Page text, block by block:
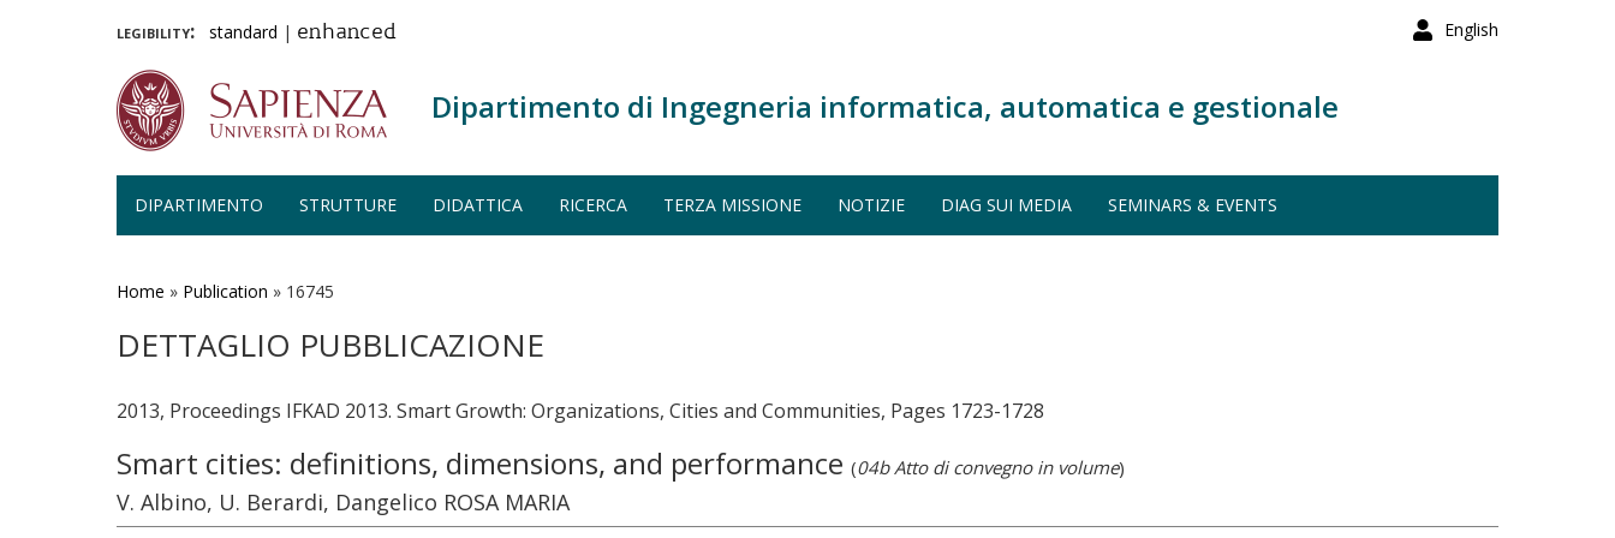
English
legibility: standard | enhanced
Dipartimento di Ingegneria informatica, automatica e gestionale
DIPARTIMENTO STRUTTURE DIDATTICA RICERCA TERZA MISSIONE NOTIZIE DIAG SUI MEDIA SEMINARS & EVENTS
Home » Publication » 16745
DETTAGLIO PUBBLICAZIONE
2013, Proceedings IFKAD 2013. Smart Growth: Organizations, Cities and Communities, Pages 1723-1728
Smart cities: definitions, dimensions, and performance (04b Atto di convegno in volume)
V. Albino, U. Berardi, Dangelico ROSA MARIA